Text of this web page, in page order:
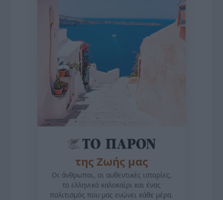
της Ζωής μας
Οι άνθρωποι, οι αυθεντικές ιστορίες,
το ελληνικό καλοκαίρι και ένας
πολιτισμός που μας ενώνει κάθε μέρα.